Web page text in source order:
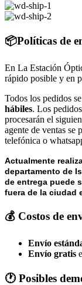
📦Políticas de
En La Estación
rápido posible y en
Todos los pedidos
hábiles. Los
procesarán el
agente de ventas se
telefónica o
Actualmente
departamento de
de entrega puede
fuera de la ciudad
💰 Costos de
Envío
Envío gratis
🕐 Posibles